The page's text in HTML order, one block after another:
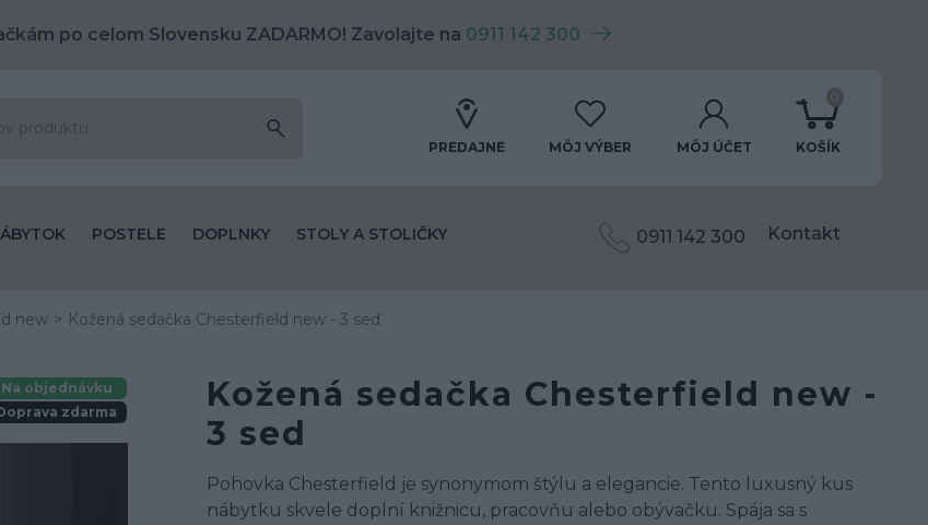
po celom Slovensku ZADARMO! Zavolajte na 0911 142 300
PREDAJNE MÔJ VÝBER MÔJ ÚČET KOŠÍK
0
POSTELE DOPLNKY STOLY A STOLIČKY 0911 142 300 Kontakt
new Kožená sedačka Chesterfield new - 3 sed
Kožená sedačka Chesterfield new -
3 sed
Pohovka Chesterfield je synonymom štýlu a elegancie. Tento luxusný kus
nábytku skvele doplní knižnicu, pracovňu alebo obývačku. Spája sa s
Na objednávku
zdarma